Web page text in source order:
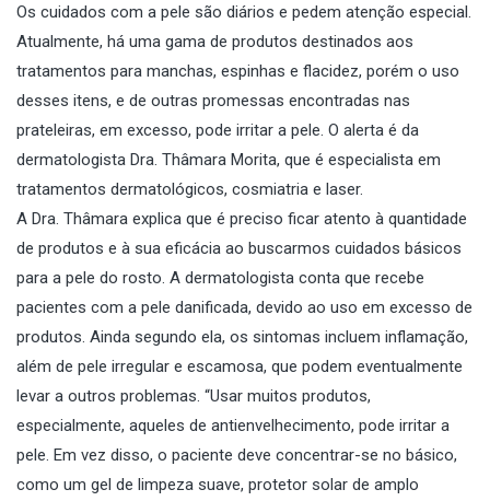
Os cuidados com a pele são diários e pedem atenção especial.
Atualmente, há uma gama de produtos destinados aos
tratamentos para manchas, espinhas e flacidez, porém o uso
desses itens, e de outras promessas encontradas nas
prateleiras, em excesso, pode irritar a pele. O alerta é da
dermatologista Dra. Thâmara Morita, que é especialista em
tratamentos dermatológicos, cosmiatria e laser.
A Dra. Thâmara explica que é preciso ficar atento à quantidade
de produtos e à sua eficácia ao buscarmos cuidados básicos
para a pele do rosto. A dermatologista conta que recebe
pacientes com a pele danificada, devido ao uso em excesso de
produtos. Ainda segundo ela, os sintomas incluem inflamação,
além de pele irregular e escamosa, que podem eventualmente
levar a outros problemas. “Usar muitos produtos,
especialmente, aqueles de antienvelhecimento, pode irritar a
pele. Em vez disso, o paciente deve concentrar-se no básico,
como um gel de limpeza suave, protetor solar de amplo